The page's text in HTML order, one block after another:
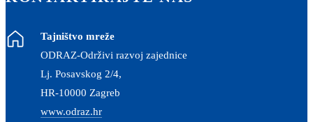
Tajništvo mreže
ODRAZ-Održivi razvoj zajednice
Lj. Posavskog 2/4,
HR-10000 Zagreb
www.odraz.hr